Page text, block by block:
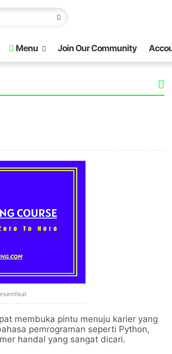
Menu Join Our Community
membuka pintu menuju karier yang
pemrograman seperti Python,
handal yang sangat dicari.